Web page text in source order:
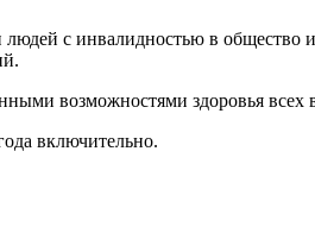
с инвалидностью в общество
возможностями здоровья
включительно.